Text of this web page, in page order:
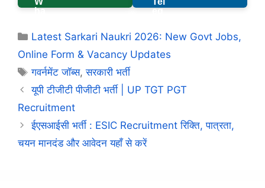
Categories
Latest Sarkari Naukri 2026: New Govt Jobs,
Online Form & Vacancy Updates
Tags
गवर्नमेंट जॉब्स,सरकारी भर्ती
यूपी टीजीटी पीजीटी भर्ती | UP TGT PGT
Recruitment
ईएसआईसी भर्ती : ESIC Recruitment रिक्ति, पात्रता,
चयन मानदंड और आवेदन यहाँ से करें